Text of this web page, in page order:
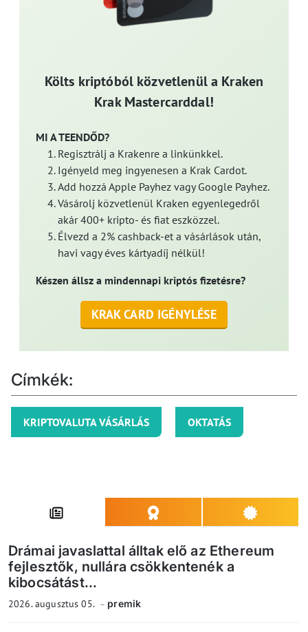
Költs kriptóból közvetlenül a Kraken
Krak Mastercarddal!
MI A TEENDŐD?
Regisztrálj a Krakenre a linkünkkel.
Igényeld meg ingyenesen a Krak Cardot.
Add hozzá Apple Payhez vagy Google Payhez.
Vásárolj közvetlenül Kraken egyenlegedről
akár 400+ kripto- és fiat eszközzel.
Élvezd a 2% cashback-et a vásárlások után,
havi vagy éves kártyadíj nélkül!
Készen állsz a mindennapi kriptós fizetésre?
KRAK CARD IGÉNYLÉSE
Címkék:
KRIPTOVALUTA VÁSÁRLÁS OKTATÁS
Drámai javaslattal álltak elő az Ethereum
fejlesztők, nullára csökkentenék a
kibocsátást...
2026. augusztus 05. premik